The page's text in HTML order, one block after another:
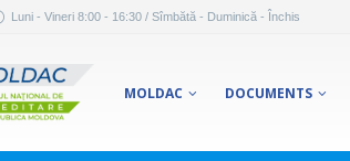
Luni - Vineri 8:00 - 16:30 / Sîmbătă - Duminică - Închis
MOLDAC DOCUMENTS